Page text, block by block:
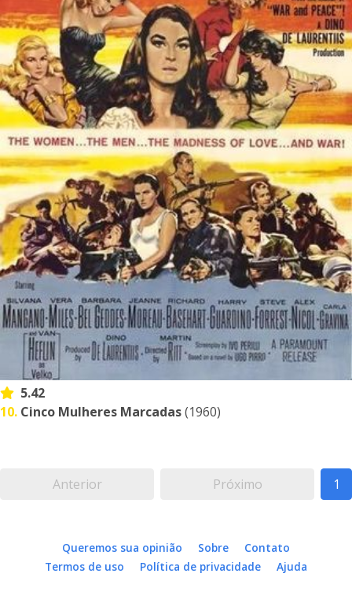
5.42
10. Cinco Mulheres Marcadas(1960)
Anterior Próximo 1
Queremos sua opinião Sobre
Contato
Termos de uso
Política de privacidade Ajuda